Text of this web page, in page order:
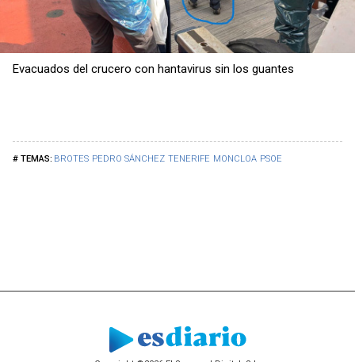
BROTES PEDRO SÁNCHEZ TENERIFE MONCLOA PSOE
Evacuados del crucero con hantavirus sin los guantes